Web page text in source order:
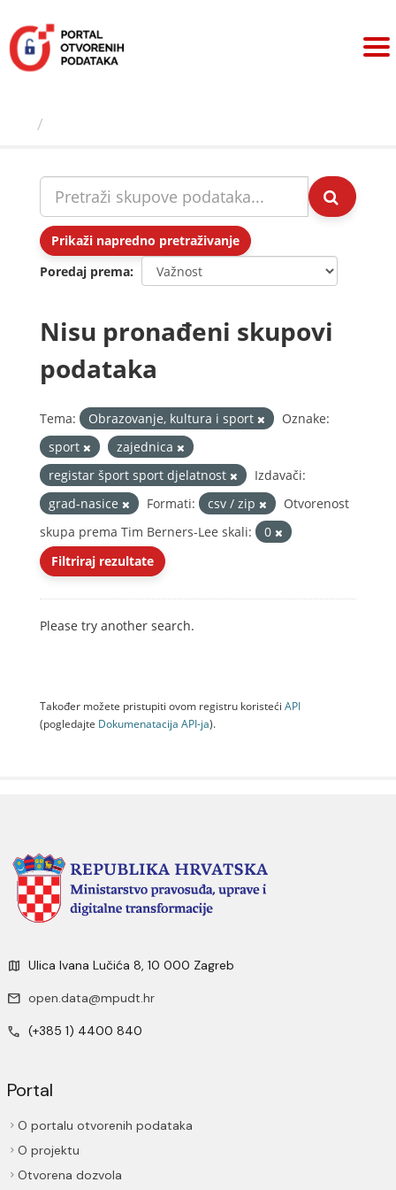
sadržaj
Prikaži napredno pretraživanje
Poredaj prema
Nisu pronađeni skupovi
podataka
Tema: Obrazovanje, kultura i sport
Oznake:
sport
zajednica
registar šport sport djelatnost
Izdavači:
grad-nasice
Formati: csv / zip
Otvorenost
skupa prema Tim Berners-Lee skali:
0
Filtriraj rezultate
Please try another search.
Također možete pristupiti ovom registru koristeći API
(pogledajte Dokumenаtаcijа API-jа).